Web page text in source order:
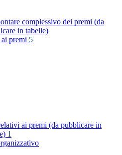
complessivo dei premi (da
in tabelle)
premi 5
ai premi (da pubblicare in
1